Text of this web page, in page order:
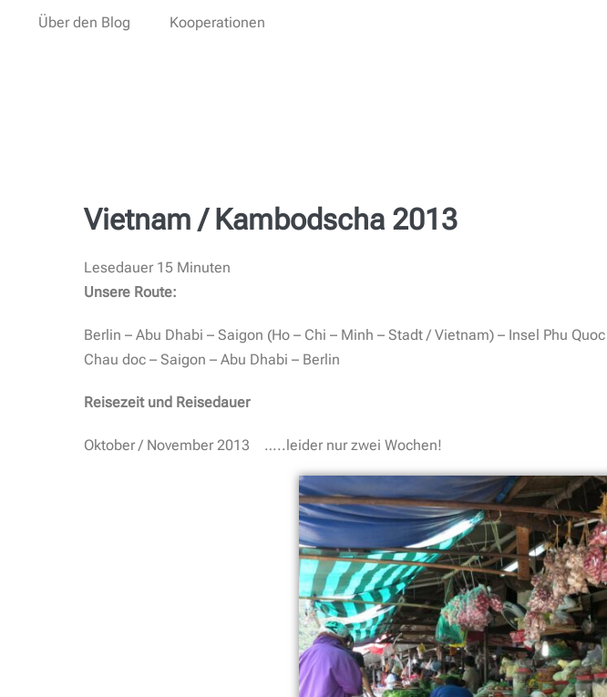
Über den Blog Kooperationen
Vietnam / Kambodscha 2013
Lesedauer 15 Minuten
Unsere Route:
Berlin – Abu Dhabi – Saigon (Ho – Chi – Minh – Stadt / Vietnam) – Insel Phu
Chau doc – Saigon – Abu Dhabi – Berlin
Reisezeit und Reisedauer
Oktober / November 2013 …..leider nur zwei Wochen!